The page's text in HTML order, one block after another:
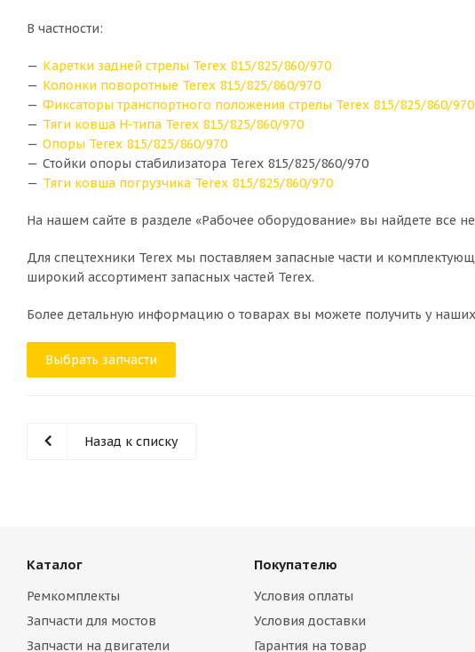
В частности:
Каретки задней стрелы Terex 815/825/860/970
Колонки поворотные Terex 815/825/860/970
Фиксаторы транспортного положения стрелы Terex 815/825/860/970
Тяги ковша H-типа Terex 815/825/860/970
Опоры Terex 815/825/860/970
Стойки опоры стабилизатора Terex 815/825/860/970
Тяги ковша погрузчика Terex 815/825/860/970
На нашем сайте в разделе «Рабочее оборудование» вы найдете все
Для спецтехники Terex мы поставляем запасные части и
широкий ассортимент запасных частей Terex.
Более детальную информацию о товарах вы можете получить у
Выбрать запчасти
Назад к списку
Каталог
Ремкомплекты
Запчасти для мостов
Запчасти на двигатели
Покупателю
Условия оплаты
Условия доставки
Гарантия на товар